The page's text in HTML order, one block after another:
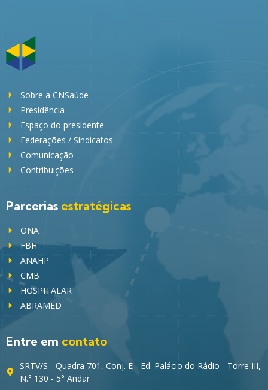
Sobre a CNSaúde
Presidência
Espaço do presidente
Federações / Sindicatos
Comunicação
Contribuições
Parcerias estratégicas
ONA
FBH
ANAHP
CMB
HOSPITALAR
ABRAMED
Entre em contato
SRTV/S - Quadra 701, Conj. E - Ed. Palácio do Rádio - Torre III,
N.° 130 - 5° Andar